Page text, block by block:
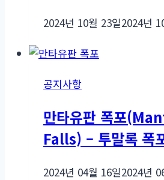
2024년 10월 23일2024년
공지사항
만타유판 폭포
Falls) – 투말록 폭
2024년 04월 16일2024년